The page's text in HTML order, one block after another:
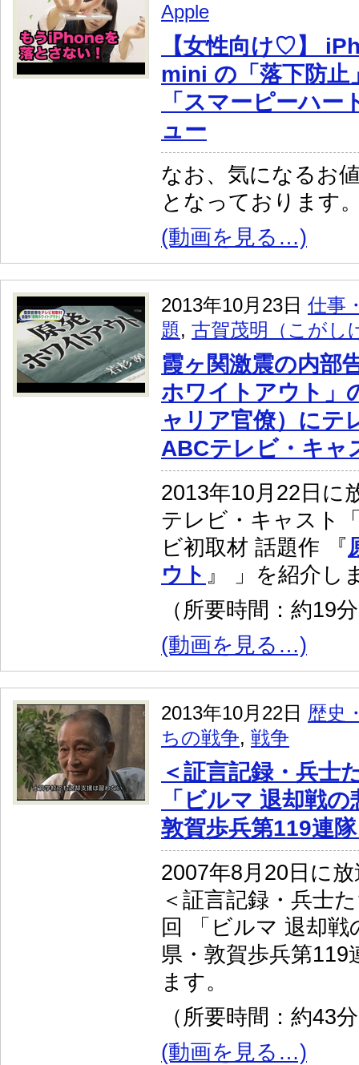
Apple
【女性向け♡】
mini の「落下防止
「スマーピーハー
ュー
なお、気になるお
となっております
(動画を見る…)
2013年10月23日 仕事
題, 古賀茂明（こがし
霞ヶ関激震の内部
ホワイトアウト」
ャリア官僚）にテ
ABCテレビ・キャ
2013年10月22日に
テレビ・キャスト
ビ初取材 話題作 『
ウト 』 」を紹介し
（所要時間：約19
(動画を見る…)
2013年10月22日 歴史
ちの戦争, 戦争
＜証言記録・兵士
「ビルマ 退却戦
敦賀歩兵第119連
2007年8月20日に
＜証言記録・兵士
回 「ビルマ 退却戦
県・敦賀歩兵第119
ます。
（所要時間：約43
(動画を見る…)